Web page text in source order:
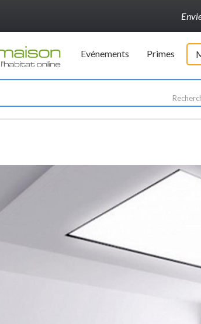
Evénements Primes